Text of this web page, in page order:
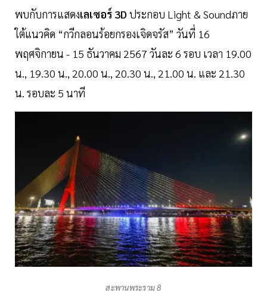
พบกับการแสดงเลเซอร์ 3D ประกอบ Light & Soundภาย
ใต้แนวคิด “กวีกลอนร้อยกรองเจิดจรัส” วันที่ 16
พฤศจิกายน - 15 ธันวาคม 2567 วันละ 6 รอบ เวลา 19.00
น., 19.30 น., 20.00 น., 20.30 น., 21.00 น. และ 21.30
น. รอบละ 5 นาที
สะพานพระราม 8